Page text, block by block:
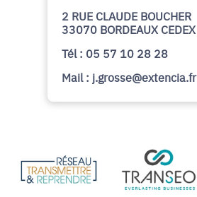
2 RUE CLAUDE BOUCHER
33070 BORDEAUX CEDEX
Tél : 05 57 10 28 28
Mail : j.grosse@extencia.fr